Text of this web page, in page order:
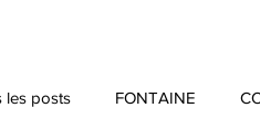
les posts FONTAINE